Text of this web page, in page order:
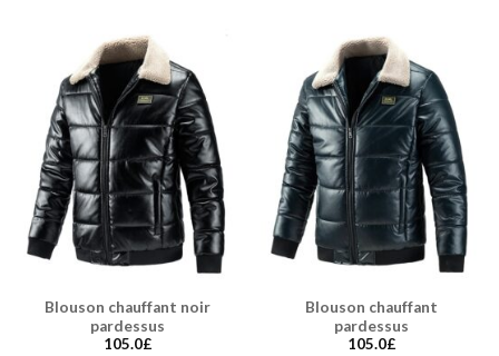
Blouson chauffant noir
pardessus
105.0£
Blouson chauffant
pardessus
105.0£